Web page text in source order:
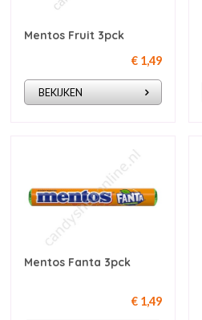
Mentos Fruit 3pck
€ 1,49
BEKIJKEN
Mentos Fanta 3pck
€ 1,49